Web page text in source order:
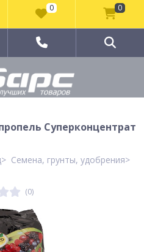
Суперконцентрат
Семена, грунты, удобрения
(0)
0 0